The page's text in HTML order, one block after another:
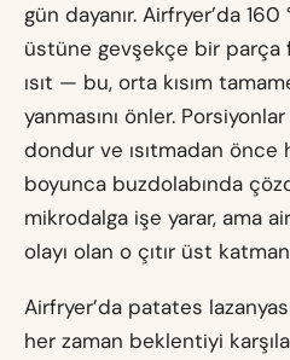
gün dayanır. Airfryer’da 160
üstüne gevşekçe bir parça
ısıt — bu, orta kısım
yanmasını önler.
dondur ve ısıtmadan önce
boyunca buzdolabında
mikrodalga işe yarar, ama
olayı olan o çıtır üst
Airfryer’da patates
her zaman beklentiyi